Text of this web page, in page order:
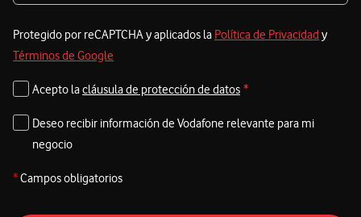
Protegido por reCAPTCHA y aplicados la Política de Privacidad y
Términos de Google
Acepto lacláusula de protección de datos *
Deseo recibir información de Vodafone relevante para mi
negocio
*Campos obligatorios